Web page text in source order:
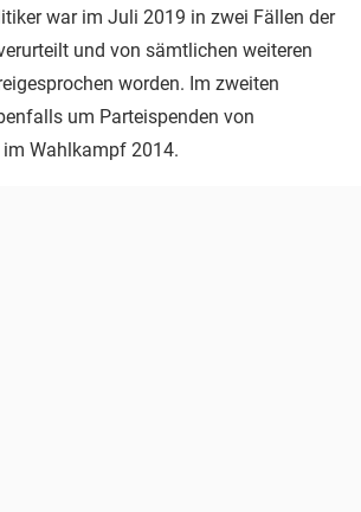
war im Juli 2019 in zwei Fällen der
und von sämtlichen weiteren
worden. Im zweiten
um Parteispenden von
Wahlkampf 2014.